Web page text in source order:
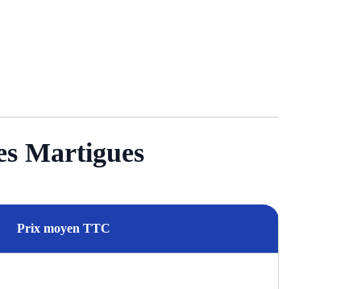
Martigues
Prix moyen TTC